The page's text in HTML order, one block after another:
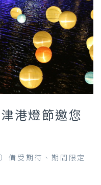
港燈節邀您
備受期待、期間限定